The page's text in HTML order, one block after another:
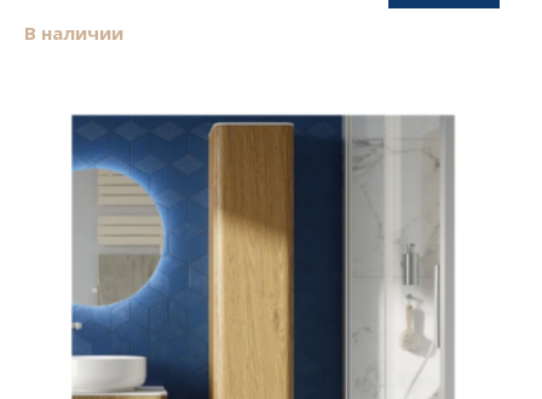
В наличии